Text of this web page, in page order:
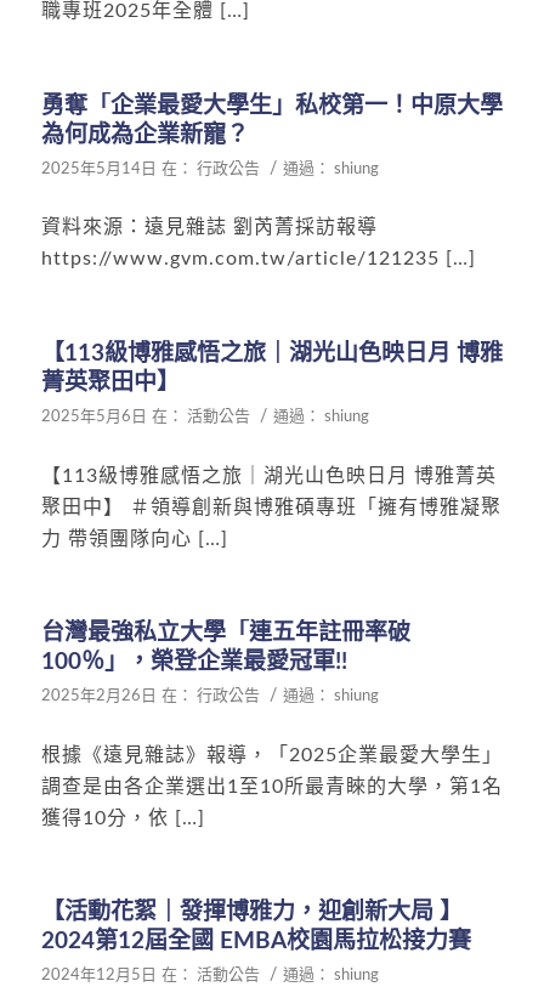
職專班2025年全體 […]
勇奪「企業最愛大學生」私校第一！中原大學
為何成為企業新寵？
2025年5月14日 在： 行政公告 / 通過： shiung
資料來源：遠見雜誌 劉芮菁採訪報導
https://www.gvm.com.tw/article/121235 […]
【113級博雅感悟之旅｜湖光山色映日月 博雅
菁英聚田中】
2025年5月6日 在： 活動公告 / 通過： shiung
【113級博雅感悟之旅｜湖光山色映日月 博雅菁英
聚田中】 ＃領導創新與博雅碩專班「擁有博雅凝聚
力 帶領團隊向心 […]
台灣最強私立大學「連五年註冊率破
100％」，榮登企業最愛冠軍!!
2025年2月26日 在： 行政公告 / 通過： shiung
根據《遠見雜誌》報導，「2025企業最愛大學生」
調查是由各企業選出1至10所最青睞的大學，第1名
獲得10分，依 […]
【活動花絮｜發揮博雅力，迎創新大局 】
2024第12屆全國 EMBA校園馬拉松接力賽
2024年12月5日 在： 活動公告 / 通過： shiung